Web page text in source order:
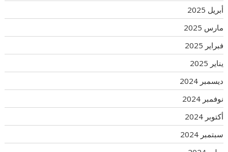
أبريل 2025
مارس 2025
فبراير 2025
يناير 2025
ديسمبر 2024
نوفمبر 2024
أكتوبر 2024
سبتمبر 2024